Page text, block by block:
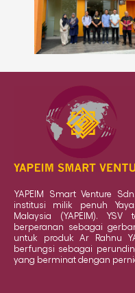
YAPEIM Smart Venture
institusi milik penuh
Malaysia (YAPEIM).
berperanan sebagai
untuk produk Ar Rahnu
berfungsi sebagai
yang berminat dengan